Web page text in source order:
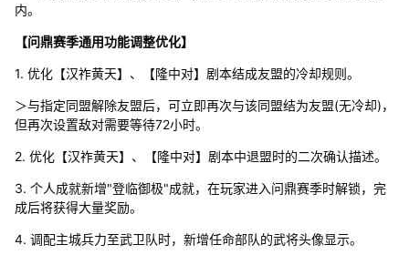
内。
【问鼎赛季通用功能调整优化】
1. 优化【汉祚黄天】、【隆中对】剧本结成友盟的冷却规则。
＞与指定同盟解除友盟后，可立即再次与该同盟结为友盟(无冷却)，
但再次设置敌对需要等待72小时。
2. 优化【汉祚黄天】、【隆中对】剧本中退盟时的二次确认描述。
3. 个人成就新增"登临御极"成就，在玩家进入问鼎赛季时解锁，完
成后将获得大量奖励。
4. 调配主城兵力至武卫队时，新增任命部队的武将头像显示。